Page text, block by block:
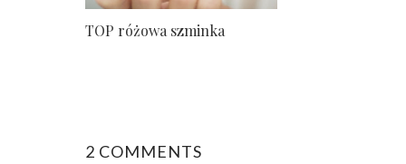
TOP różowa szminka
2 COMMENTS